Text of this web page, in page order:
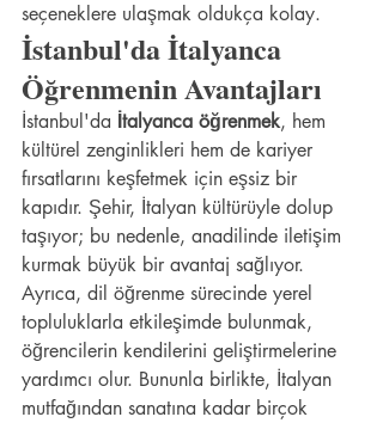
seçeneklere ulaşmak oldukça kolay.
İstanbul'da İtalyanca
Öğrenmenin Avantajları
İstanbul'da İtalyanca öğrenmek, hem
kültürel zenginlikleri hem de kariyer
fırsatlarını keşfetmek için eşsiz bir
kapıdır. Şehir, İtalyan kültürüyle dolup
taşıyor; bu nedenle, anadilinde iletişim
kurmak büyük bir avantaj sağlıyor.
Ayrıca, dil öğrenme sürecinde yerel
topluluklarla etkileşimde bulunmak,
öğrencilerin kendilerini geliştirmelerine
yardımcı olur. Bununla birlikte, İtalyan
mutfağından sanatına kadar birçok